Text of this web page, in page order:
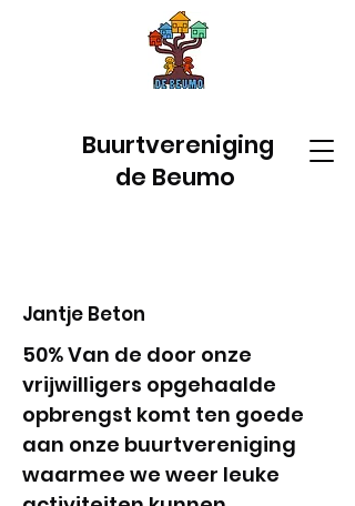
Buurtvereniging
de Beumo
Jantje Beton
50% Van de door onze
vrijwilligers opgehaalde
opbrengst komt ten goede
aan onze buurtvereniging
waarmee we weer leuke